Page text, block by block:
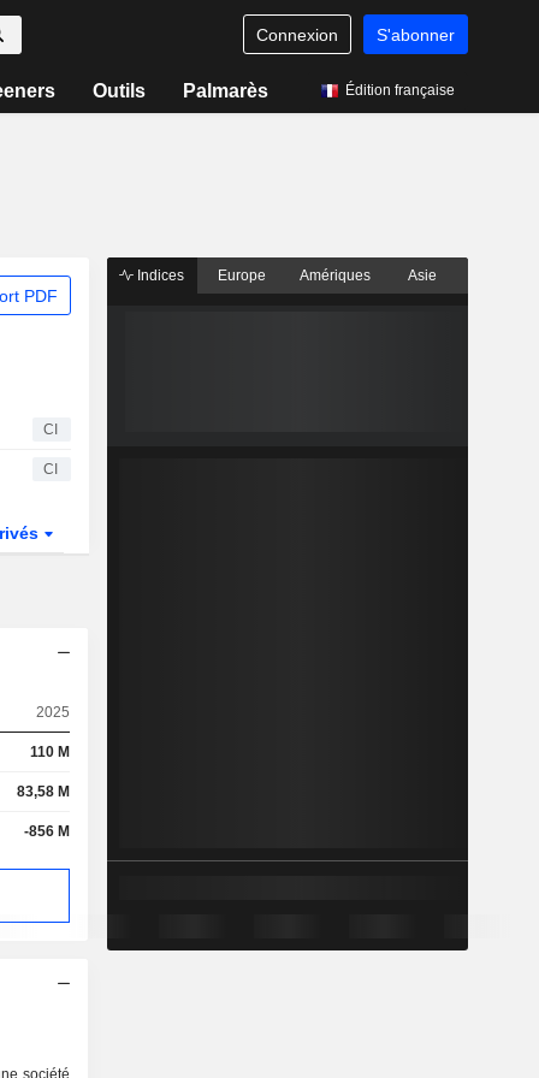
Connexion S'abonner
Outils Palmarès Édition française
PDF
CI
CI
2025
110 M
83,58 M
-856 M
société
Indices Europe Amériques Asie